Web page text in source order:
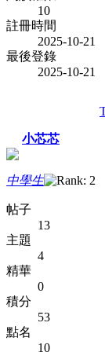
10
註冊時間
2025-10-21
最後登錄
2025-10-21
小芯芯
中學生
帖子
13
主題
4
精華
0
積分
53
點名
10